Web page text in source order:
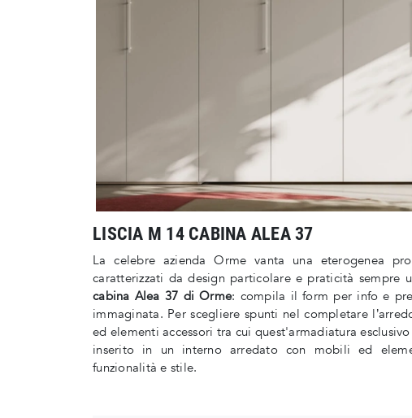
LISCIA M 14 CABINA ALEA 37
La celebre azienda Orme vanta una eterogenea
caratterizzati da design particolare e praticità sempre
cabina Alea 37 di Orme: compila il form per info e
immaginata. Per scegliere spunti nel completare
ed elementi accessori tra cui quest'armadiatura
inserito in un interno arredato con mobili ed
funzionalità e stile.